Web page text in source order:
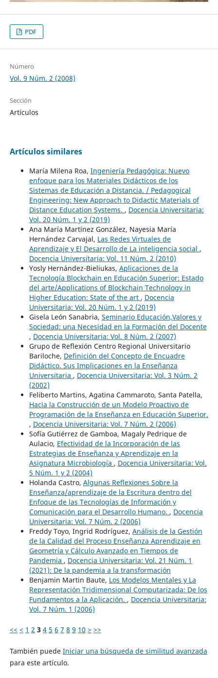
PDF
Número
Vol. 9 Núm. 2 (2008)
Sección
Artículos
Artículos similares
María Milena Roa, Ingeniería Pedagógica: Nuevo
enfoque para los Materiales Didácticos de los
Sistemas de Educación a Distancia. / Pedagogical
Engineering: New Approach to Didactic Materials of
Distance Education Systems. , Docencia Universitaria:
Vol. 20 Núm. 1 y 2 (2019)
Ana María Martínez González, Nayesia María
Hernández Carvajal, Las Redes Virtuales de
Aprendizaje y El Desarrollo de La inteligencia social ,
Docencia Universitaria: Vol. 11 Núm. 2 (2010)
Yosly Hernández-Bieliukas, Aplicaciones de la
Tecnología Blockchain en Educación Superior: Estado
del arte/Applications of Blockchain Technology in
Higher Education: State of the art , Docencia
Universitaria: Vol. 20 Núm. 1 y 2 (2019)
Gisela León Sanabria, Seminario Educación,Valores y
Sociedad: una Necesidad en la Formación del Docente
, Docencia Universitaria: Vol. 8 Núm. 2 (2007)
Grupo de Reflexión Centro Regional Universitario
Bariloche, Definición del Concepto de Encuadre
Didáctico. Sus Implicaciones en la Enseñanza
Universitaria , Docencia Universitaria: Vol. 3 Núm. 2
(2002)
Feliberto Martins, Agatina Cammaroto, Santa Patella,
Hacia la Construcción de un Modelo Proactivo de
Programación de la Enseñanza en Educación Superior.
, Docencia Universitaria: Vol. 7 Núm. 2 (2006)
Sofía Gutiérrez de Gamboa, Magaly Pedrique de
Aulacio, Efectividad de la Incorporación de las
Estrategias de Enseñanza y Aprendizaje en la
Asignatura Microbiología , Docencia Universitaria: Vol.
5 Núm. 1 y 2 (2004)
Holanda Castro, Algunas Reflexiones Sobre la
Enseñanza/aprendizaje de la Escritura dentro del
Enfoque de las Tecnologías de Información y
Comunicación para el Desarrollo Humano. , Docencia
Universitaria: Vol. 7 Núm. 2 (2006)
Freddy Toyo, Ingrid Rodríguez, Análisis de la Gestión
de la Calidad del Proceso Enseñanza Aprendizaje en
Geometría y Cálculo Avanzado en Tiempos de
Pandemia , Docencia Universitaria: Vol. 21 Núm. 1
(2021): De la pandemia a la transformación
Benjamin Martin Baute, Los Modelos Mentales y La
Representación Tridimensional Computarizada: De los
Fundamentos a la Aplicación. , Docencia Universitaria:
Vol. 7 Núm. 1 (2006)
<< < 1 2 3 4 5 6 7 8 9 10 > >>
También puede Iniciar una búsqueda de similitud avanzada
para este artículo.